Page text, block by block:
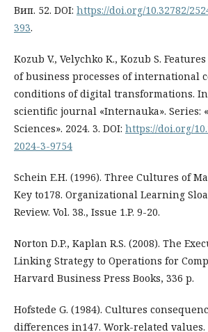
Вип. 52. DOI: https://doi.org/10.32782/
393.
Kozub V., Velychko K., Kozub S.
of business processes of international
conditions of digital transformations.
scientific journal «Internauka». Series:
Sciences». 2024. 3. DOI: https://doi.org/
2024-3-9754
Schein E.H. (1996). Three Cultures of
Key to178. Organizational Learning
Review. Vol. 38., Issue 1.P. 9-20.
Norton D.P., Kaplan R.S. (2008). The
Linking Strategy to Operations for
Harvard Business Press Books, 336 p.
Hofstede G. (1984). Cultures
differences in147. Work-related values.